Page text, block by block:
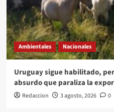
Ambientales Nacionales
Uruguay sigue habilitado,
absurdo que paraliza la
Redaccion 3 agosto, 2026 0